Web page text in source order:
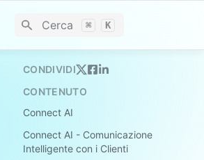
Cerca ⌘ K
CONDIVIDI
CONTENUTO
Connect AI
Connect AI - Comunicazione
Intelligente con i Clienti